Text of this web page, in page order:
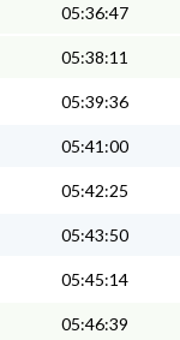
05:36:47
05:38:11
05:39:36
05:41:00
05:42:25
05:43:50
05:45:14
05:46:39